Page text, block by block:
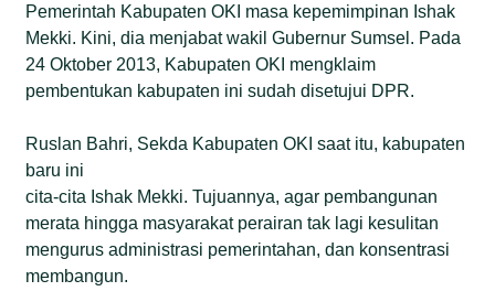
Pemerintah Kabupaten OKI masa kepemimpinan Ishak
Mekki. Kini, dia menjabat wakil Gubernur Sumsel. Pada
24 Oktober 2013, Kabupaten OKI mengklaim
pembentukan kabupaten ini sudah disetujui DPR.
Ruslan Bahri, Sekda Kabupaten OKI saat itu, kabupaten
baru ini
cita-cita Ishak Mekki. Tujuannya, agar pembangunan
merata hingga masyarakat perairan tak lagi kesulitan
mengurus administrasi pemerintahan, dan konsentrasi
membangun.